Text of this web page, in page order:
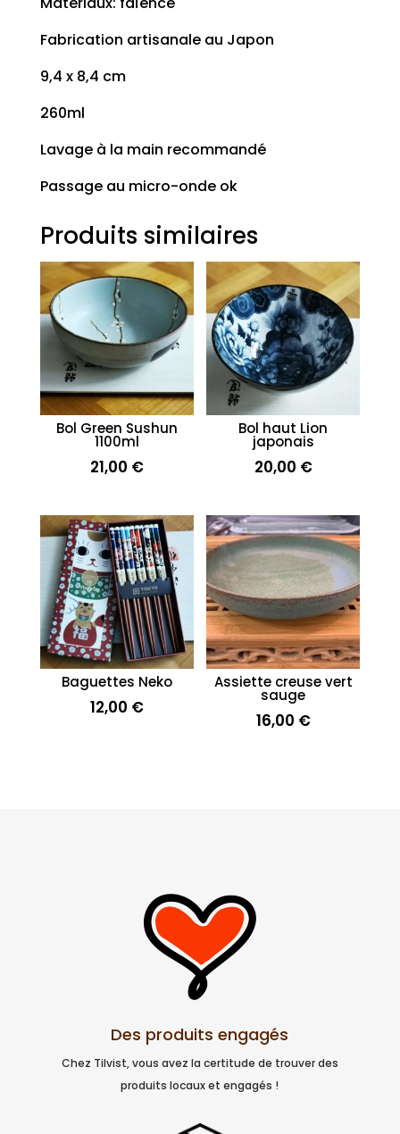
Fabrication artisanale au Japon
9,4 x 8,4 cm
260ml
Lavage à la main recommandé
Passage au micro-onde ok
Produits similaires
Bol Green Sushun
1100ml
21,00 €
Bol haut Lion
japonais
20,00 €
Baguettes Neko
12,00 €
Assiette creuse vert
sauge
16,00 €
Des produits engagés
Chez Tilvist, vous avez la certitude de trouver des
produits locaux et engagés !